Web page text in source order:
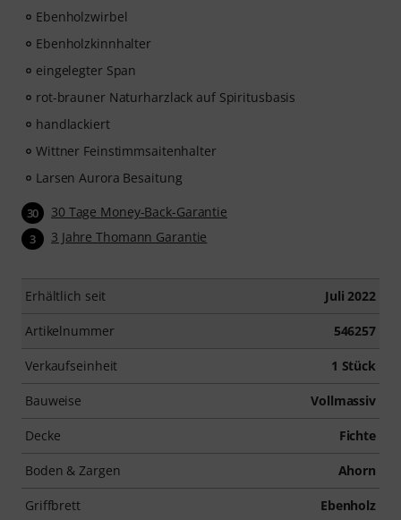
Ebenholzwirbel
Ebenholzkinnhalter
eingelegter Span
rot-brauner Naturharzlack auf Spiritusbasis
handlackiert
Wittner Feinstimmsaitenhalter
Larsen Aurora Besaitung
30 30 Tage Money-Back-Garantie
3 3 Jahre Thomann Garantie
Erhältlich seit Juli 2022
Artikelnummer 546257
Verkaufseinheit 1 Stück
Bauweise Vollmassiv
Decke Fichte
Boden & Zargen Ahorn
Griffbrett Ebenholz